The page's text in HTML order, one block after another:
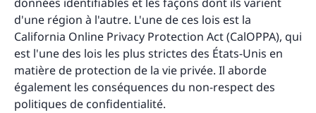
d'une région à l'autre. L'une de ces lois est la
California Online Privacy Protection Act (CalOPPA), qui
est l'une des lois les plus strictes des États-Unis en
matière de protection de la vie privée. Il aborde
également les conséquences du non-respect des
politiques de confidentialité.